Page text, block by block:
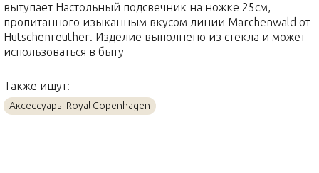
вытупает Настольный подсвечник на ножке 25см,
пропитанного изыканным вкусом линии Marchenwald от
Hutschenreuther. Изделие выполнено из стекла и может
использоваться в быту
Также ищут:
Аксессуары Royal Copenhagen